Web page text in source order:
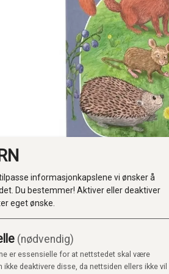
informasjonkapslene vi ønsker å
Du bestemmer! Aktiver eller deaktiver
eget ønske.
(nødvendig)
er essensielle for at nettstedet skal være
ikke deaktivere disse, da nettsiden ellers ikke vil